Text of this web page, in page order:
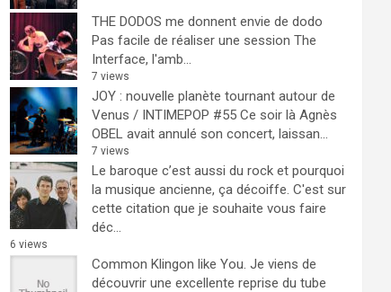
THE DODOS me donnent envie de dodo
Pas facile de réaliser une session The
Interface, l'amb...
7 views
JOY : nouvelle planète tournant autour de
Venus / INTIMEPOP #55 Ce soir là Agnès
OBEL avait annulé son concert, laissan...
7 views
Le baroque c’est aussi du rock et pourquoi
la musique ancienne, ça décoiffe. C'est sur
cette citation que je souhaite vous faire
déc...
6 views
Common Klingon like You. Je viens de
découvrir une excellente reprise du tube